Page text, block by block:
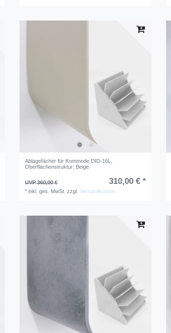
Ablagefächer für Kommode DID-16L
Oberflächenstruktur: Beige
UVP 360,00 € 310,00 € *
*inkl. ges. MwSt. zzgl.Versandkosten